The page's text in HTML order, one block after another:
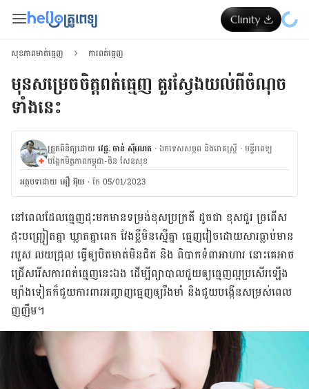
សុខភាពមាត់ធ្មេញ ការពត់ធ្មេញ
មុនសម្រេចចិត្ដពត់ធ្មេញ គួរស្វែងយល់ពីចំណុច
ទាំងនេះ​
ត្រួតពិនិត្យដោយ វេជ្ជ. ចាន់ ស៊ីណេត ·ឯកទេសសម្ភព និងរោគស្ត្រី ·ម​ន្ទីរពេទ្យ
បង្អែកមិត្តភាពកម្ពុជា-ចិន សែនសុខ
អត្ថបទ​ដោយ អឿ អ៊ុយ ·កែ 05/01/2023
នៅពេលដែលធ្មេញដុះមកមានទម្រង់ខុសប្រក្រតី ដូចជា ខុសជួរ ច្រពើស
ដុះបញ្ជ្រៀតគ្នា ឃ្លាតគ្នាពេក វែងខ្លីមិនស្មើគ្នា ធ្មេញវៀចដោយសារធ្លាប់មាន
របួស លយជ្រុល ធ្វើឲ្យបិតមាត់មិនជិត និង ពិបាកទំពាអាហារ នោះគេអាច
ជ្រើសរើសការពត់ធ្មេញនេះឯង ដើម្បីព្យាបាលជួយឲ្យធ្មេញល្អប្រសើរឡើង
ម្យ៉ាងទៀតក៏ជួយការពារអញ្ចាញធ្មេញឲ្យរឹងមាំ និងជួយបង្កើនសម្រស់ពេល
ញញឹម។